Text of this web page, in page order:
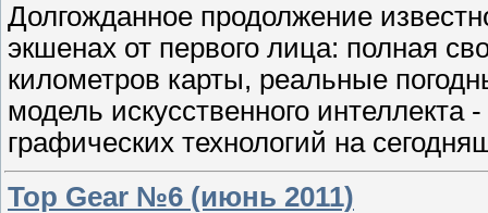
Долгожданное продолжение
экшенах от первого лица: полная
километров карты, реальные
модель искусственного
графических технологий на
Top Gear №6 (июнь 2011)